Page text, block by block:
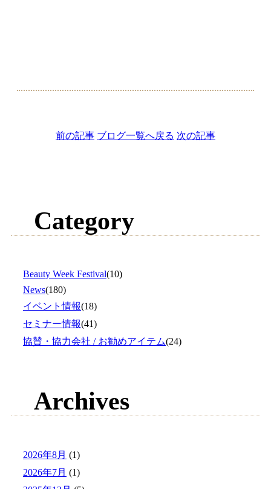
前の記事 ブログ一覧へ戻る 次の記事
Category
Beauty Week Festival(10)
News(180)
イベント情報(18)
セミナー情報(41)
協賛・協力会社 / お勧めアイテム(24)
Archives
2026年8月 (1)
2026年7月 (1)